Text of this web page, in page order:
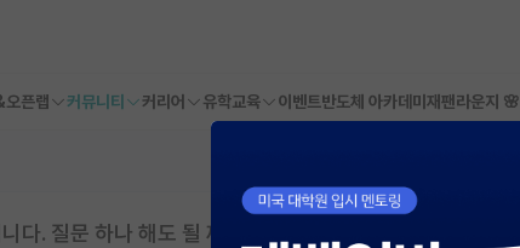
픈랩 커뮤니티 커리어 유학교육 이벤트반도체 아카데미 재팬라운지 🌸
다. 질문 하나 해도 될 까요?(핑프라고 느끼시다면 죄송합니